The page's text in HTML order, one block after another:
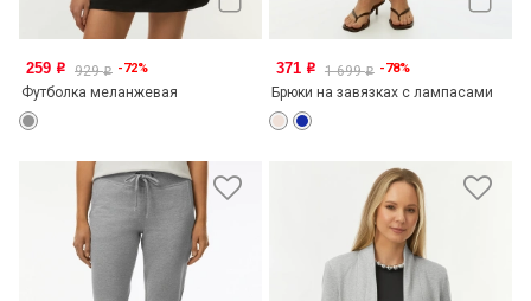
259 o 929o -72%
Футболка меланжевая
371 o 1 699o -78%
Брюки на завязках с лампасами